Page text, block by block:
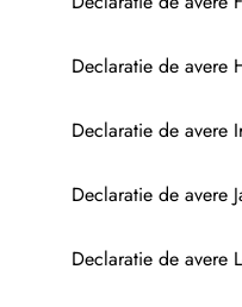
Declaratie de avere
Declaratie de avere
Declaratie de avere
Declaratie de avere